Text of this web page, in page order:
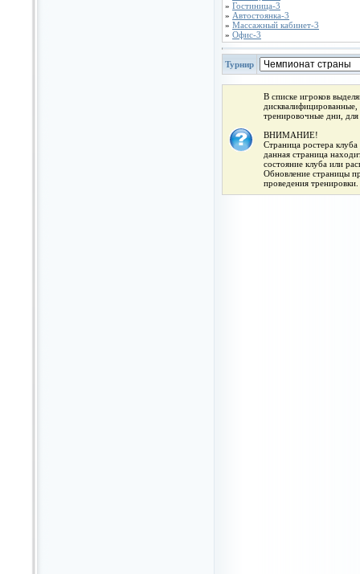
» Гостиница-3
» Автостоянка-3
» Массажный кабинет-3
» Офис-3
Турнир
В списке игроков
тренировочные дни,
ВНИМАНИЕ!
Страница ростера
данная страница
состояние клуба или
Обновление страницы
проведения тренировки.